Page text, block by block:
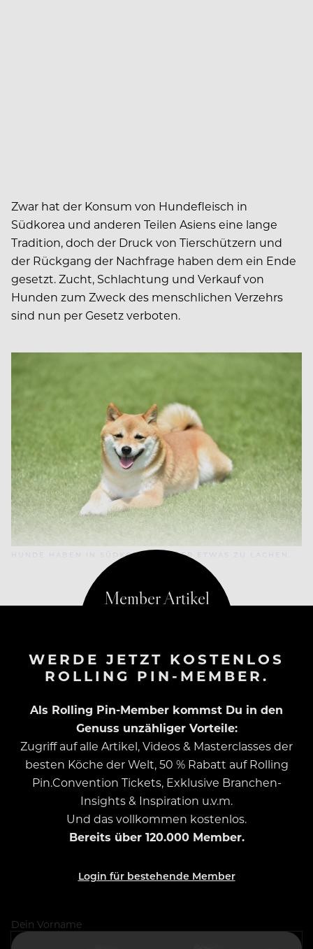
Zwar hat der Konsum von Hundefleisch in
Südkorea und anderen Teilen Asiens eine lange
Tradition, doch der Druck von Tierschützern und
der Rückgang der Nachfrage haben dem ein Ende
gesetzt. Zucht, Schlachtung und Verkauf von
Hunden zum Zweck des menschlichen Verzehrs
sind nun per Gesetz verboten.
HUNDE HABEN IN SÜDKOREA WIEDER ETWAS ZU LACHEN.
WERDE JETZT KOSTENLOS
ROLLING PIN-MEMBER.
Als Rolling Pin-Member kommst Du in den
Genuss unzähliger Vorteile:
Zugriff auf alle Artikel, Videos & Masterclasses der
besten Köche der Welt, 50 % Rabatt auf Rolling
Pin.Convention Tickets, Exklusive Branchen-
Insights & Inspiration u.v.m.
Und das vollkommen kostenlos.
Bereits über 120.000 Member.
Login für bestehende Member
Dein Vorname